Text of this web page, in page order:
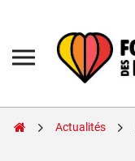
des
Hôpitaux
Actualités